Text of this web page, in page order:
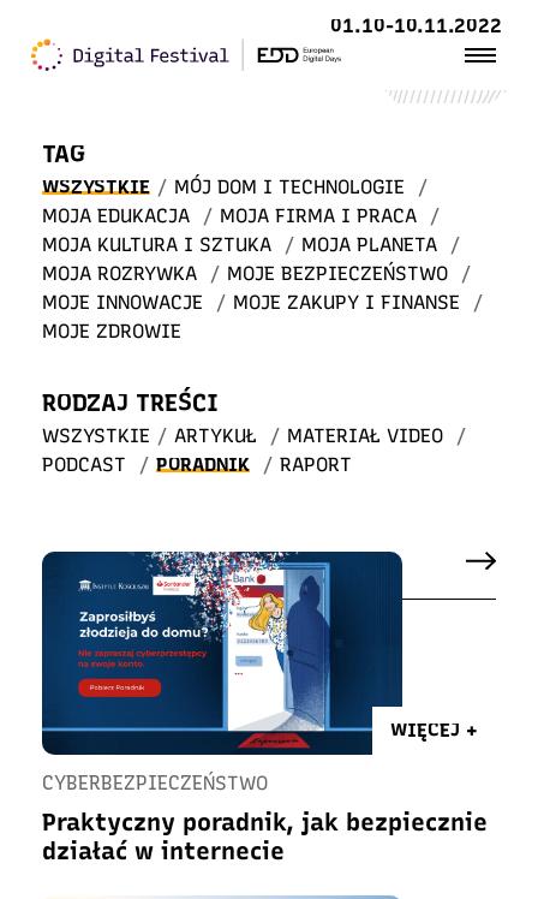
01.10-10.11.2022
w STREFIE WIEDZY
TAG
WSZYSTKIE / MÓJ DOM I TECHNOLOGIE
/
MOJA EDUKACJA
/ MOJA FIRMA I PRACA
/
MOJA KULTURA I SZTUKA
/ MOJA PLANETA
/
MOJA ROZRYWKA
/ MOJE BEZPIECZEŃSTWO
/
MOJE INNOWACJE
/ MOJE ZAKUPY I FINANSE
/
MOJE ZDROWIE
RODZAJ TREŚCI
WSZYSTKIE / ARTYKUŁ / MATERIAŁ VIDEO
/
PODCAST
/ PORADNIK / RAPORT
WIĘCEJ +
CYBERBEZPIECZEŃSTWO
Praktyczny poradnik, jak bezpiecznie
działać w internecie